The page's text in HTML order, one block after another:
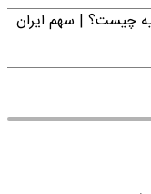
چیست؟ | سهم ایران